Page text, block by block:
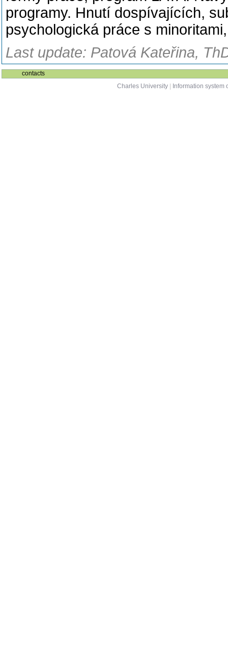
programy. Hnutí dospívajících,
psychologická práce s
Last update: Patová Kateřina,
contacts
Charles University
Information